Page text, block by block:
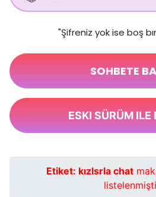
"Şifreniz yok ise boş
SOHBETE
ESKI SÜRÜM ILE
Etiket: kızlsrla chat